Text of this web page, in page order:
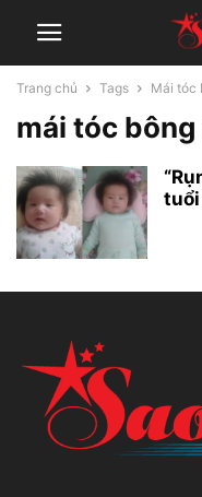
Trang chủ Tags Mái tóc
mái tóc bông
tuổi